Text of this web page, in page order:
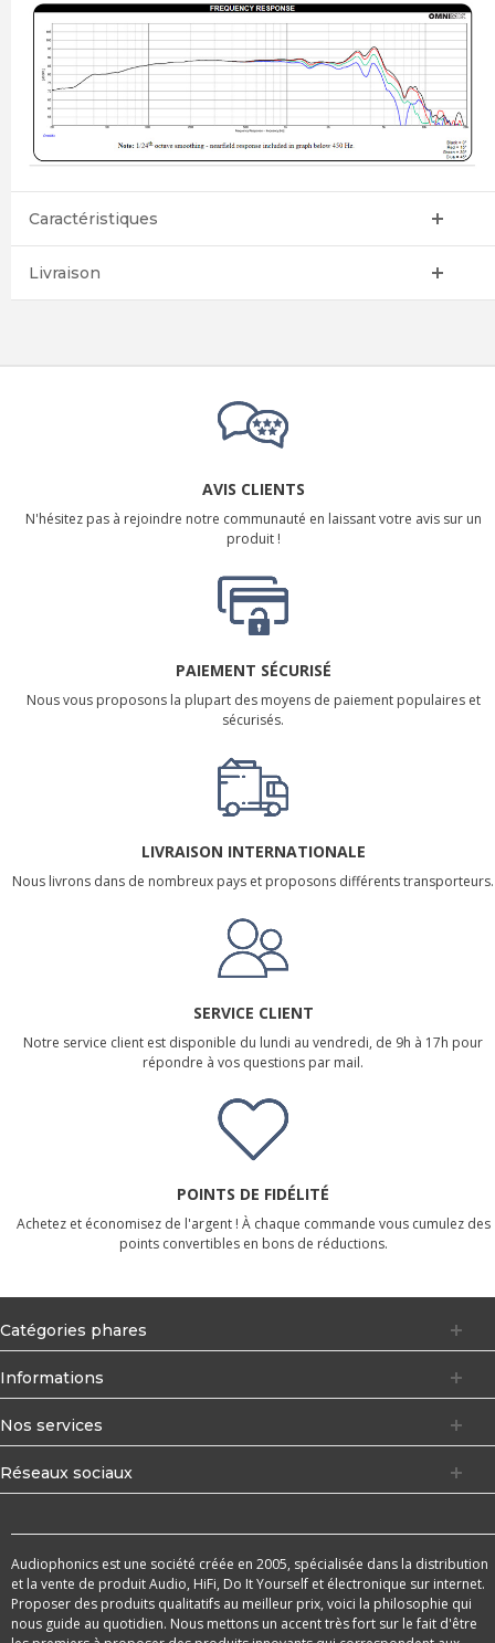
Caractéristiques
Livraison
AVIS CLIENTS
N'hésitez pas à rejoindre notre communauté en laissant votre avis sur un
produit !
PAIEMENT SÉCURISÉ
Nous vous proposons la plupart des moyens de paiement populaires et
sécurisés.
LIVRAISON INTERNATIONALE
Nous livrons dans de nombreux pays et proposons différents transporteurs.
SERVICE CLIENT
Notre service client est disponible du lundi au vendredi, de 9h à 17h pour
répondre à vos questions par mail.
POINTS DE FIDÉLITÉ
Achetez et économisez de l'argent ! À chaque commande vous cumulez des
points convertibles en bons de réductions.
Catégories phares
Informations
Nos services
Réseaux sociaux
Audiophonics est une société créée en 2005, spécialisée dans la distribution
et la vente de produit Audio, HiFi, Do It Yourself et électronique sur internet.
Proposer des produits qualitatifs au meilleur prix, voici la philosophie qui
nous guide au quotidien. Nous mettons un accent très fort sur le fait d'être